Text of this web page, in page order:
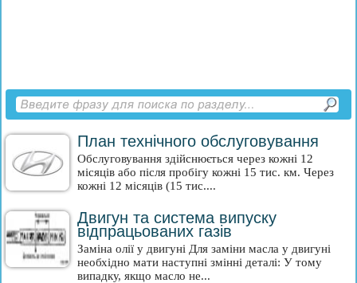
План технічного обслуговування
Обслуговування здійснюється через кожні 12
місяців або після пробігу кожні 15 тис. км. Через
кожні 12 місяців (15 тис....
Двигун та система випуску
відпрацьованих газів
Заміна олії у двигуні Для заміни масла у двигуні
необхідно мати наступні змінні деталі: У тому
випадку, якщо масло не...